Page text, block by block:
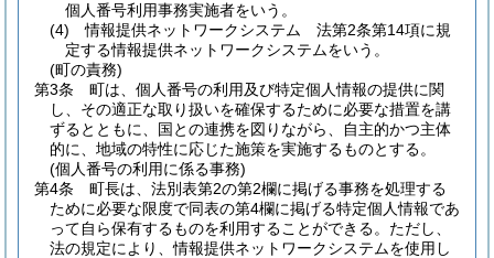
個人番号利用事務実施者をいう。
(4)
情報提供ネットワークシステム 法第2条第14項に規
定する情報提供ネットワークシステムをいう。
(町の責務)
第3条
町は、個人番号の利用及び特定個人情報の提供に関
し、その適正な取り扱いを確保するために必要な措置を講
ずるとともに、国との連携を図りながら、自主的かつ主体
的に、地域の特性に応じた施策を実施するものとする。
(個人番号の利用に係る事務)
第4条
町長は、法別表第2の第2欄に掲げる事務を処理する
ために必要な限度で同表の第4欄に掲げる特定個人情報であ
って自ら保有するものを利用することができる。 ただし、
法の規定により、情報提供ネットワークシステムを使用し